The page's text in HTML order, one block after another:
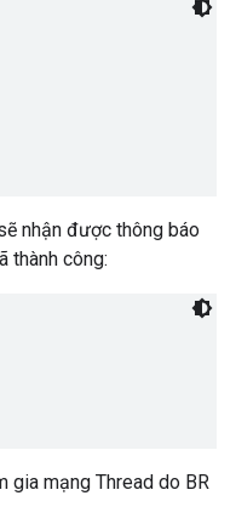
nhận được thông báo
thành công:
gia mạng Thread do BR